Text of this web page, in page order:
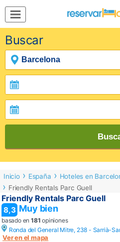
MENÚ
Inicio
Mi
Reserva
Grupos
Inspírate
Buscar
Inicio España Hoteles en
Friendly Rentals Parc Guell
Friendly Rentals Parc Guell
8,3 Muy bien
basado en 181 opiniones
Ronda del General Mitre, 238 - Sarrià-
Ver en el mapa